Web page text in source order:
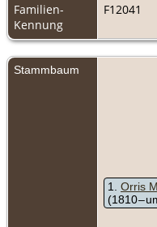
Familien-
Kennung
F12041
Stammbaum
1
Orris
(1810 –